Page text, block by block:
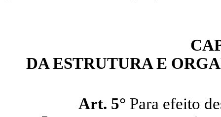
DA ESTRUTURA E
Art. 5° Para efeito